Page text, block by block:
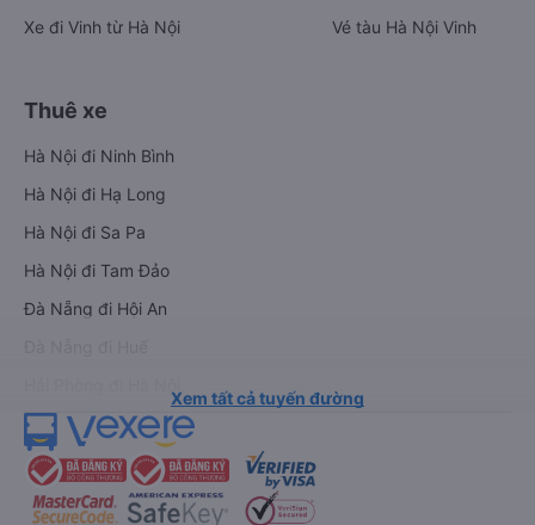
Xe đi Vinh từ Hà Nội
Vé tàu Hà Nội Vinh
Thuê xe
Hà Nội đi Ninh Bình
Hà Nội đi Hạ Long
Hà Nội đi Sa Pa
Hà Nội đi Tam Đảo
Đà Nẵng đi Hội An
Xem tất cả tuyến đường